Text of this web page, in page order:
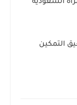
السعودية
التمكين